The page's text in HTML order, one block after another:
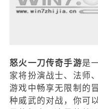
怒火一刀传奇手游是
家将扮演战士、法师
游戏中畅享无限制的
种威武的对战，你可